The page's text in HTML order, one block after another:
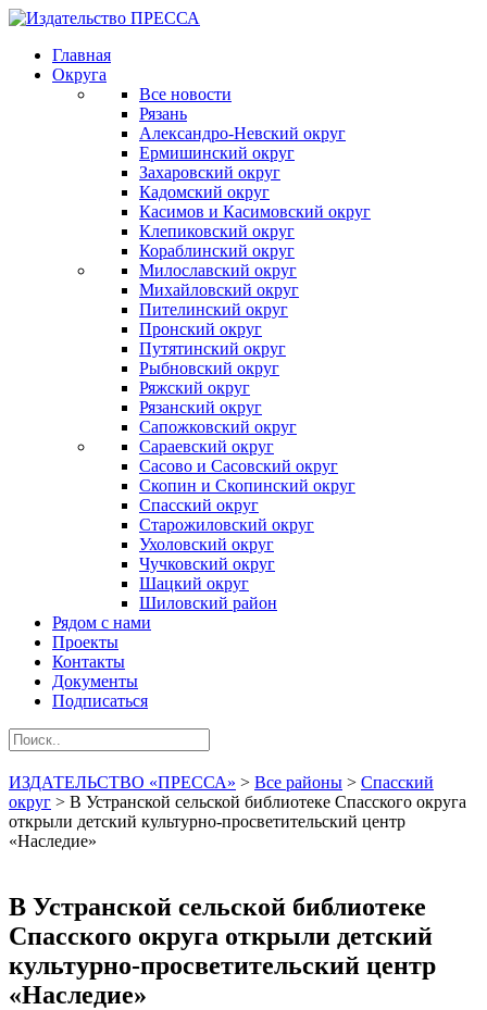
Главная
Округа
Все новости
Рязань
Александро-Невский округ
Ермишинский округ
Захаровский округ
Кадомский округ
Касимов и Касимовский округ
Клепиковский округ
Кораблинский округ
Милославский округ
Михайловский округ
Пителинский округ
Пронский округ
Путятинский округ
Рыбновский округ
Ряжский округ
Рязанский округ
Сапожковский округ
Сараевский округ
Сасово и Сасовский округ
Скопин и Скопинский округ
Спасский округ
Старожиловский округ
Ухоловский округ
Чучковский округ
Шацкий округ
Шиловский район
Рядом с нами
Проекты
Контакты
Документы
Подписаться
ИЗДАТЕЛЬСТВО «ПРЕССА» > Все районы > Спасский
округ > В Устранской сельской библиотеке Спасского округа
открыли детский культурно-просветительский центр
«Наследие»
В Устранской сельской библиотеке
Спасского округа открыли детский
культурно-просветительский центр
«Наследие»